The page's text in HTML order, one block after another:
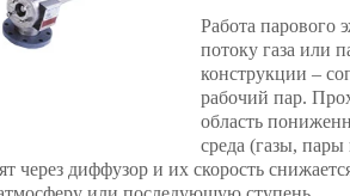
Работа парового
потоку газа или
конструкции –
рабочий пар.
область
среда (газы,
через диффузор и их скорость